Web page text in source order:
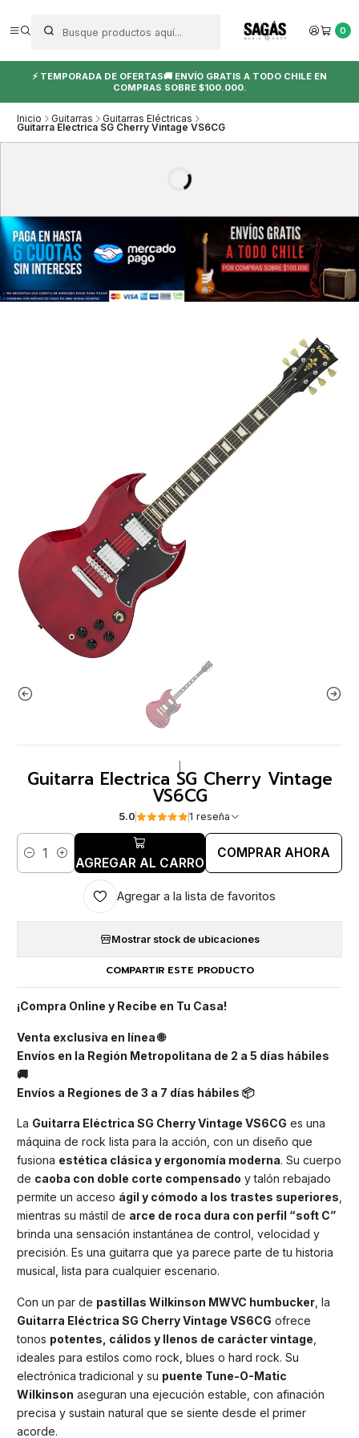
0
⚡ TEMPORADA DE OFERTAS🚚 ENVÍO GRATIS A TODO CHILE EN
COMPRAS SOBRE $100.000.
Inicio Guitarras Guitarras Eléctricas
Guitarra Electrica SG Cherry Vintage VS6CG
Guitarra Electrica SG Cherry Vintage
VS6CG
5.0 1 reseña
Cantidad AGREGAR AL CARRO
COMPRAR AHORA
Agregar a la lista de favoritos
Mostrar stock de ubicaciones
COMPARTIR ESTE PRODUCTO
¡Compra Online y Recibe en Tu Casa!
Venta exclusiva en línea 🌐
Envíos en la Región Metropolitana de 2 a 5 días hábiles
🚚
Envíos a Regiones de 3 a 7 días hábiles 📦
La Guitarra Eléctrica SG Cherry Vintage VS6CG es una
máquina de rock lista para la acción, con un diseño que
fusiona estética clásica y ergonomía moderna. Su cuerpo
de caoba con doble corte compensado y talón rebajado
permite un acceso ágil y cómodo a los trastes superiores,
mientras su mástil de arce de roca dura con perfil “soft C”
brinda una sensación instantánea de control, velocidad y
precisión. Es una guitarra que ya parece parte de tu historia
musical, lista para cualquier escenario.
Con un par de pastillas Wilkinson MWVC humbucker , la
Guitarra Eléctrica SG Cherry Vintage VS6CG ofrece
tonos potentes, cálidos y llenos de carácter vintage
ideales para estilos como rock, blues o hard rock. Su
electrónica tradicional y su puente Tune-O-Matic
Wilkinson aseguran una ejecución estable, con afinación
precisa y sustain natural que se siente desde el primer
acorde.